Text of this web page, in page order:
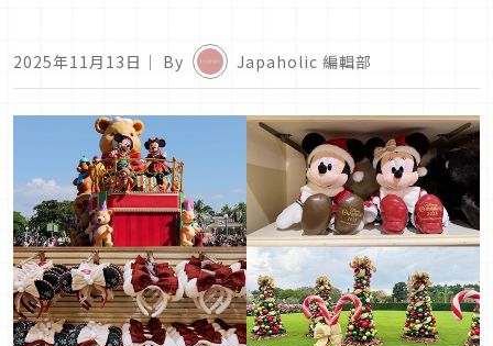
2025年11月13日 ｜ By Japaholic 編輯部